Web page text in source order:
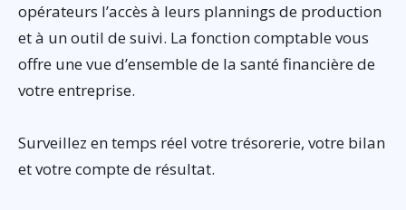
opérateurs l’accès à leurs plannings de production
et à un outil de suivi. La fonction comptable vous
offre une vue d’ensemble de la santé financière de
votre entreprise.
Surveillez en temps réel votre trésorerie, votre bilan
et votre compte de résultat.